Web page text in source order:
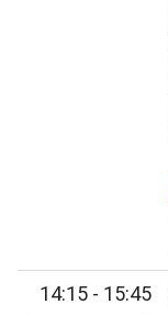
14:15 - 15:45